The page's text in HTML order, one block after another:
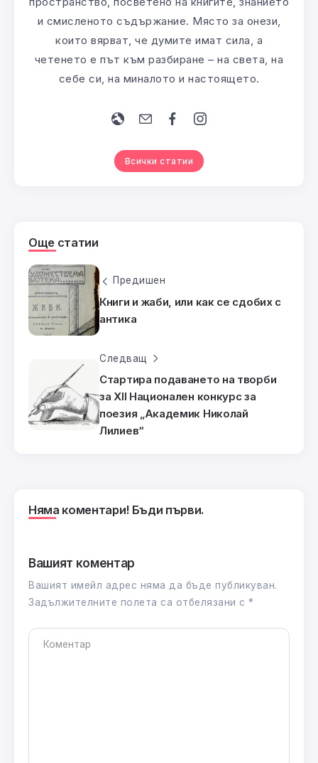
и смисленото съдържание. Място за онези,
които вярват, че думите имат сила, а
четенето е път към разбиране – на света, на
себе си, на миналото и настоящето.
Всички статии
Още статии
Предишен
Книги и жаби, или как се сдобих с
антика
Следващ
Стартира подаването на творби
за XII Национален конкурс за
поезия „Академик Николай
Лилиев“
Няма коментари! Бъди първи.
Вашият коментар
Вашият имейл адрес няма да бъде публикуван.
Задължителните полета са отбелязани с *